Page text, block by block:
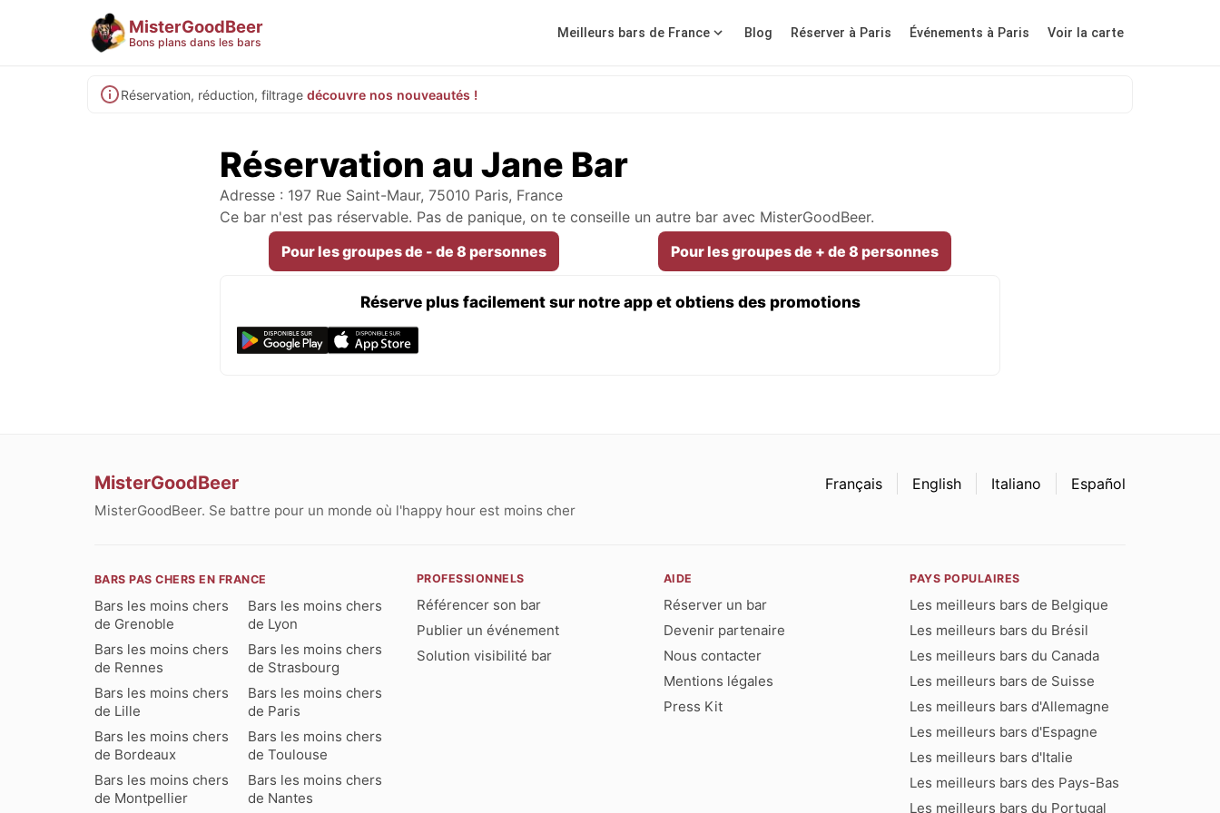
MisterGoodBeer
Bons plans dans les bars
Meilleurs bars de France Blog Réserver à Paris Événements à Paris Voir la carte
Réservation, réduction, filtrage découvre nos nouveautés !
Réservation au Jane Bar
Adresse : 197 Rue Saint-Maur, 75010 Paris, France
Ce bar n'est pas réservable. Pas de panique, on te conseille un autre bar avec MisterGoodBeer.
Pour les groupes de - de 8 personnes
Pour les groupes de + de 8 personnes
Réserve plus facilement sur notre app et obtiens des promotions
MisterGoodBeer
MisterGoodBeer. Se battre pour un monde où l'happy hour est moins cher
Français English Italiano Español
BARS PAS CHERS EN FRANCE
Bars les moins chers
de Grenoble
Bars les moins chers
de Lyon
Bars les moins chers
de Rennes
Bars les moins chers
de Strasbourg
Bars les moins chers
de Lille
Bars les moins chers
de Paris
Bars les moins chers
de Bordeaux
Bars les moins chers
de Toulouse
Bars les moins chers
de Montpellier
Bars les moins chers
de Nantes
PROFESSIONNELS
Référencer son bar
Publier un événement
Solution visibilité bar
AIDE
Réserver un bar
Devenir partenaire
Nous contacter
Mentions légales
Press Kit
PAYS POPULAIRES
Les meilleurs bars de Belgique
Les meilleurs bars du Brésil
Les meilleurs bars du Canada
Les meilleurs bars de Suisse
Les meilleurs bars d'Allemagne
Les meilleurs bars d'Espagne
Les meilleurs bars d'Italie
Les meilleurs bars des Pays-Bas
Les meilleurs bars du Portugal